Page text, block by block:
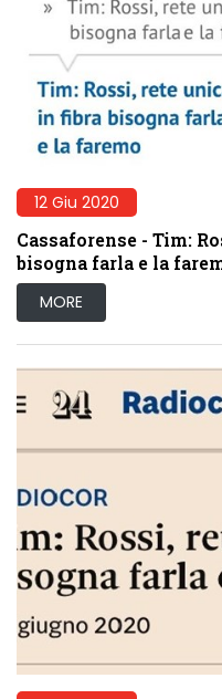
12 Giu 2020
Cassaforense - Tim:
bisogna farla e la
MORE